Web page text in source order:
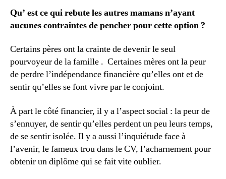
Qu’ est ce qui rebute les autres mamans n’ayant
aucunes contraintes de pencher pour cette option ?
Certains pères ont la crainte de devenir le seul
pourvoyeur de la famille . Certaines mères ont la peur
de perdre l’indépendance financière qu’elles ont et de
sentir qu’elles se font vivre par le conjoint.
À part le côté financier, il y a l’aspect social : la peur de
s’ennuyer, de sentir qu’elles perdent un peu leurs temps,
de se sentir isolée. Il y a aussi l’inquiétude face à
l’avenir, le fameux trou dans le CV, l’acharnement pour
obtenir un diplôme qui se fait vite oublier.